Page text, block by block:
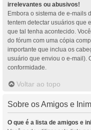
irrelevantes ou abusivos!
Embora o sistema de e-mails
tentem detectar usuários que
que tal tenha acontecido.
do fórum com uma cópia
importante que inclua os
usuário que enviou o e-mail).
conformidade.
Voltar ao topo
Sobre os Amigos e
O que é a lista de amigos e